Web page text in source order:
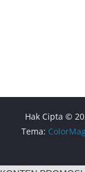
Hak Cipta ©
Tema: